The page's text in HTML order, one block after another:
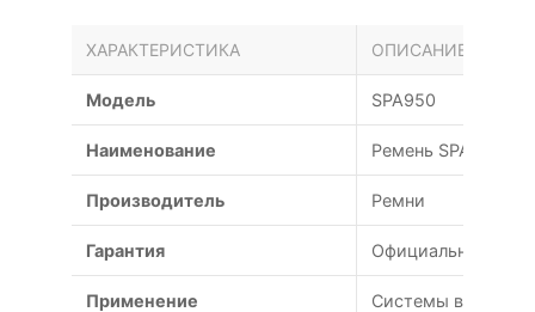
ХАРАКТЕРИСТИКА ОПИСАНИЕ
Модель SPA950
Наименование Ремень SPA 950
Производитель Ремни
Гарантия Официальная
Применение Системы